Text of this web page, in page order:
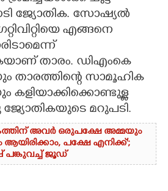
ജ്യോതിക. സോഷ്യൽ
എങ്ങനെ
താരം. ഡിഎംകെ
താരത്തിന്റെ സാമൂഹിക
ജ്യോതികയുടെ മറുപടി.
അവർ ഒരുപക്ഷേ അമ്മയും
ആയിരിക്കാം, പക്ഷേ എനിക്ക്';
പങ്കുവച്ച് ജൂഡ്